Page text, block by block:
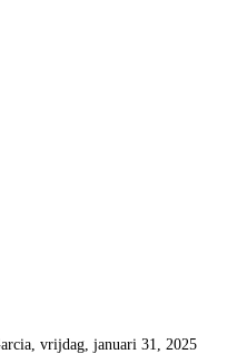
, vrijdag, januari 31, 2025